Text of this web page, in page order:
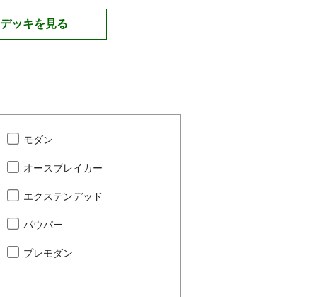
ッキを見る
モダン
オースブレイカー
エクステンデッド
パウパー
プレモダン